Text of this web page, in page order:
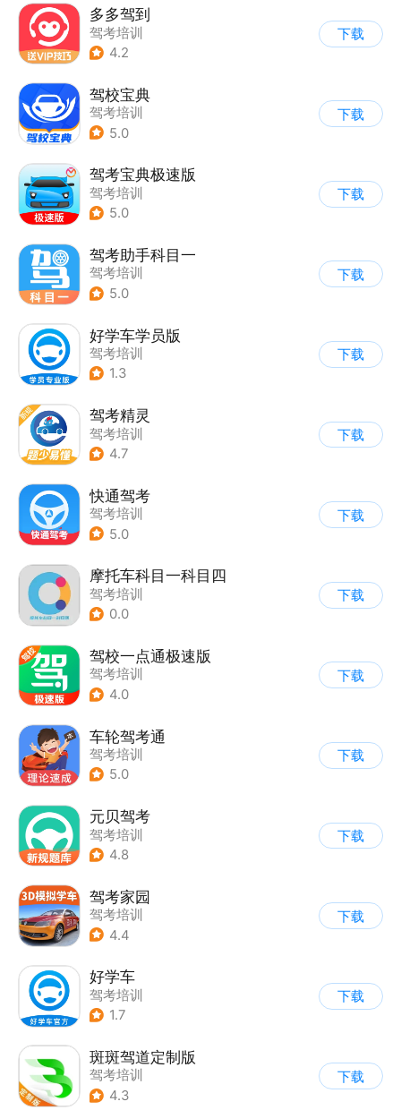
多多驾到
驾考培训
4.2
下载
驾校宝典
驾考培训
5.0
下载
驾考宝典极速版
驾考培训
5.0
下载
驾考助手科目一
驾考培训
5.0
下载
好学车学员版
驾考培训
1.3
下载
驾考精灵
驾考培训
4.7
下载
快通驾考
驾考培训
5.0
下载
摩托车科目一科目四
驾考培训
0.0
下载
驾校一点通极速版
驾考培训
4.0
下载
车轮驾考通
驾考培训
5.0
下载
元贝驾考
驾考培训
4.8
下载
驾考家园
驾考培训
4.4
下载
好学车
驾考培训
1.7
下载
斑斑驾道定制版
驾考培训
4.3
下载